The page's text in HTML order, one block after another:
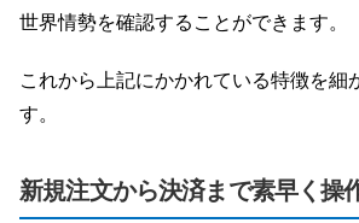
世界情勢を確認することができます。
これから上記にかかれている特徴を細
す。
新規注文から決済まで素早く操